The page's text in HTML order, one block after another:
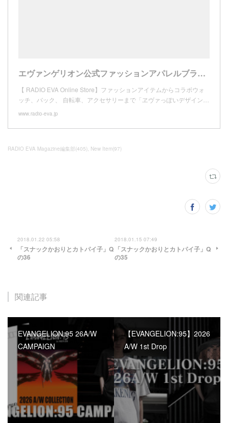
エヴァンゲリオン公式ファッションアパレルブランド【 RADIO EVA Online Store】
【 RADIO EVA Online Store】ファッションアイテムからコラボウォ
ッチ、バック、 自転車、アクセサリーまで「ヱヴァっぽいデザイン…
www.radio-eva.jp
RADIO EVA Magazine編集部(405) New Item(97)
2018.01.22 05:58
「スナックかおりとカトパイ子」Q
の36
2018.01.15 07:49
「スナックかおりとカトパイ子」Q
の35
関連記事
EVANGELION:95 26A/W
CAMPAIGN
【EVANGELION:95】2026
A/W 1st Drop